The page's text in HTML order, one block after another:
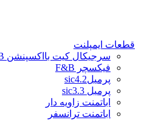
قطعات ایمپلنت
سرجیکال کیت بااکسپنشن FB
فیکسچر F&B
پرمیلsic4.2
پرمیل sic3.3
اباتمنت زاویه دار
اباتمنت ترانسفر